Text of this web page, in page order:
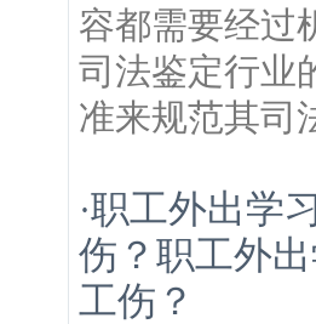
容都需要经过
司法鉴定行业
准来规范其司
·职工外出学
伤？职工外
工伤？